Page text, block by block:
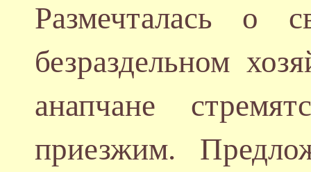
Размечталась о
безраздельном
анапчане
приезжим.